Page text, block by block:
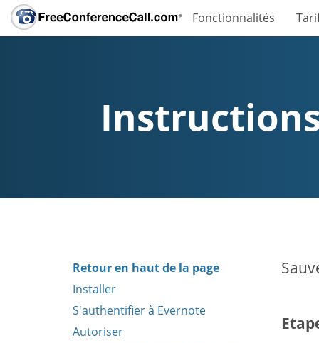
Fonctionnalités
Retour en haut de la page
Installer
S'authentifier à Evernote
Autoriser